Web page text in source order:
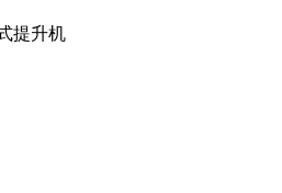
提升机